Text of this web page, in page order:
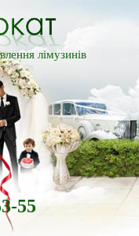
лімузинів
55